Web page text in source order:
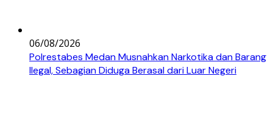
06/08/2026
Polrestabes Medan Musnahkan Narkotika dan Barang
Ilegal, Sebagian Diduga Berasal dari Luar Negeri